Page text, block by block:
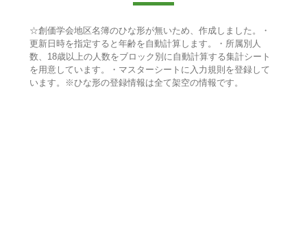
☆創価学会地区名簿のひな形が無いため、作成しました。・
更新日時を指定すると年齢を自動計算します。・所属別人
数、18歳以上の人数をブロック別に自動計算する集計シート
を用意しています。・マスターシートに入力規則を登録して
います。※ひな形の登録情報は全て架空の情報です。